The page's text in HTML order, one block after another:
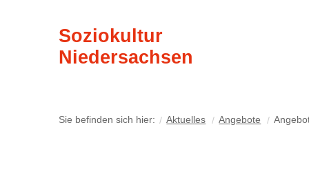
Soziokultur
Niedersachsen
Sie befinden sich hier: Aktuelles Angebote